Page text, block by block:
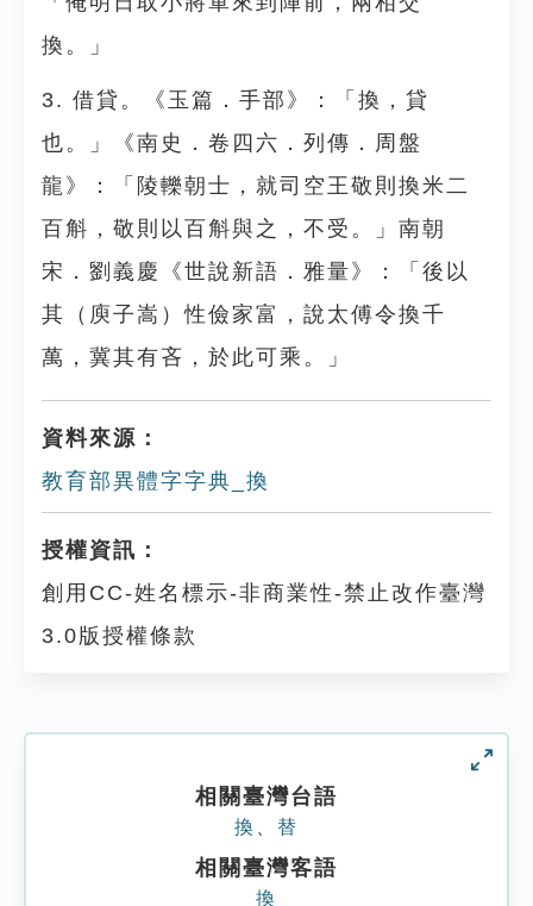
換。」
3. 借貸。《玉篇．手部》：「換，貸
也。」《南史．卷四六．列傳．周盤
龍》：「陵轢朝士，就司空王敬則換米二
百斛，敬則以百斛與之，不受。」南朝
宋．劉義慶《世說新語．雅量》：「後以
其（庾子嵩）性儉家富，說太傅令換千
萬，冀其有吝，於此可乘。」
資料來源：
教育部異體字字典_換
授權資訊：
創用CC-姓名標示-非商業性-禁止改作臺灣
3.0版授權條款
相關臺灣台語
換 替
相關臺灣客語
換